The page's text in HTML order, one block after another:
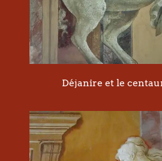
Déjanire et le